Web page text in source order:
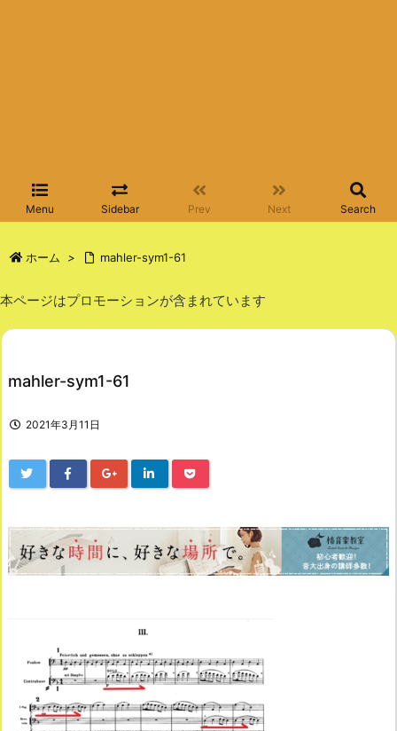
Menu Sidebar Prev Next Search
ホーム > mahler-sym1-61
本ページはプロモーションが含まれています
mahler-sym1-61
2021年3月11日